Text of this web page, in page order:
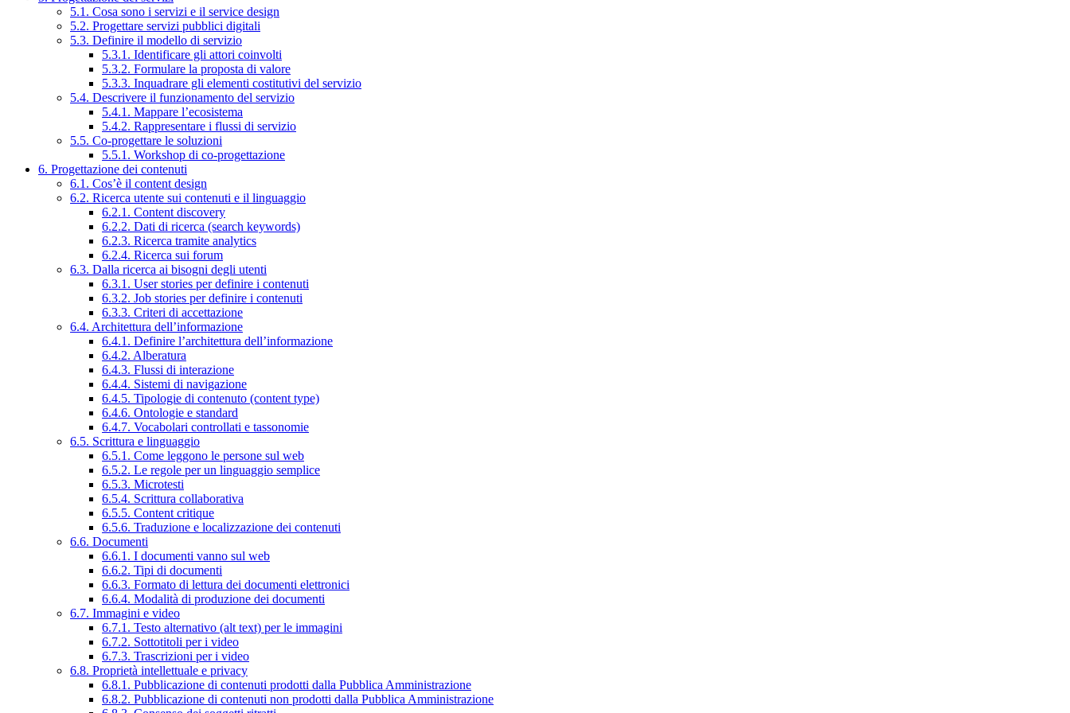
5.1. Cosa sono i servizi e il service design
5.2. Progettare servizi pubblici digitali
5.3. Definire il modello di servizio
5.3.1. Identificare gli attori coinvolti
5.3.2. Formulare la proposta di valore
5.3.3. Inquadrare gli elementi costitutivi del servizio
5.4. Descrivere il funzionamento del servizio
5.4.1. Mappare l’ecosistema
5.4.2. Rappresentare i flussi di servizio
5.5. Co-progettare le soluzioni
5.5.1. Workshop di co-progettazione
6. Progettazione dei contenuti
6.1. Cos’è il content design
6.2. Ricerca utente sui contenuti e il linguaggio
6.2.1. Content discovery
6.2.2. Dati di ricerca (search keywords)
6.2.3. Ricerca tramite analytics
6.2.4. Ricerca sui forum
6.3. Dalla ricerca ai bisogni degli utenti
6.3.1. User stories per definire i contenuti
6.3.2. Job stories per definire i contenuti
6.3.3. Criteri di accettazione
6.4. Architettura dell’informazione
6.4.1. Definire l’architettura dell’informazione
6.4.2. Alberatura
6.4.3. Flussi di interazione
6.4.4. Sistemi di navigazione
6.4.5. Tipologie di contenuto (content type)
6.4.6. Ontologie e standard
6.4.7. Vocabolari controllati e tassonomie
6.5. Scrittura e linguaggio
6.5.1. Come leggono le persone sul web
6.5.2. Le regole per un linguaggio semplice
6.5.3. Microtesti
6.5.4. Scrittura collaborativa
6.5.5. Content critique
6.5.6. Traduzione e localizzazione dei contenuti
6.6. Documenti
6.6.1. I documenti vanno sul web
6.6.2. Tipi di documenti
6.6.3. Formato di lettura dei documenti elettronici
6.6.4. Modalità di produzione dei documenti
6.7. Immagini e video
6.7.1. Testo alternativo (alt text) per le immagini
6.7.2. Sottotitoli per i video
6.7.3. Trascrizioni per i video
6.8. Proprietà intellettuale e privacy
6.8.1. Pubblicazione di contenuti prodotti dalla Pubblica Amministrazione
6.8.2. Pubblicazione di contenuti non prodotti dalla Pubblica Amministrazione